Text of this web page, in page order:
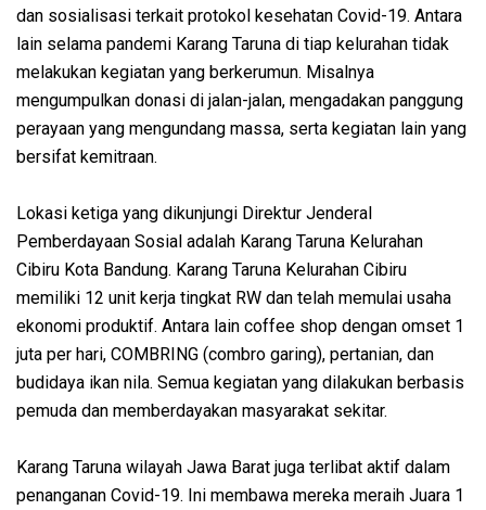
dan sosialisasi terkait protokol kesehatan Covid-19. Antara
lain selama pandemi Karang Taruna di tiap kelurahan tidak
melakukan kegiatan yang berkerumun. Misalnya
mengumpulkan donasi di jalan-jalan, mengadakan panggung
perayaan yang mengundang massa, serta kegiatan lain yang
bersifat kemitraan.
Lokasi ketiga yang dikunjungi Direktur Jenderal
Pemberdayaan Sosial adalah Karang Taruna Kelurahan
Cibiru Kota Bandung. Karang Taruna Kelurahan Cibiru
memiliki 12 unit kerja tingkat RW dan telah memulai usaha
ekonomi produktif. Antara lain coffee shop dengan omset 1
juta per hari, COMBRING (combro garing), pertanian, dan
budidaya ikan nila. Semua kegiatan yang dilakukan berbasis
pemuda dan memberdayakan masyarakat sekitar.
Karang Taruna wilayah Jawa Barat juga terlibat aktif dalam
penanganan Covid-19. Ini membawa mereka meraih Juara 1